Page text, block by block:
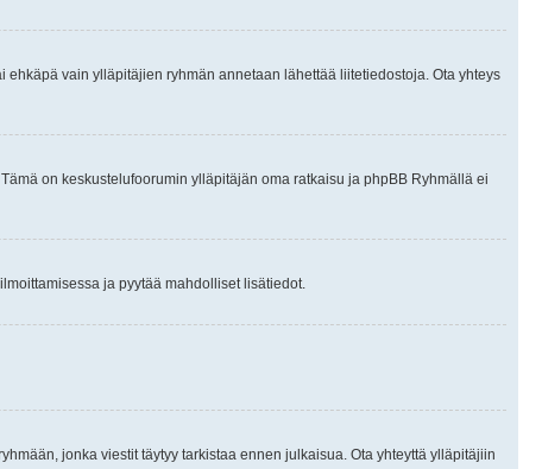
vain ylläpitäjien ryhmän annetaan lähettää liitetiedostoja. Ota yhteys
on keskustelufoorumin ylläpitäjän oma ratkaisu ja phpBB Ryhmällä ei
ja pyytää mahdolliset lisätiedot.
jonka viestit täytyy tarkistaa ennen julkaisua. Ota yhteyttä ylläpitäjiin